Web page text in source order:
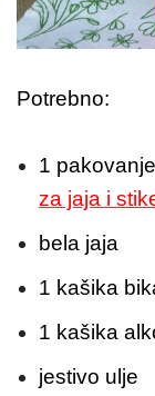
Potrebno:
1 pakovanje
za jaja i
bela jaja
1 kašika
1 kašika
jestivo ulje